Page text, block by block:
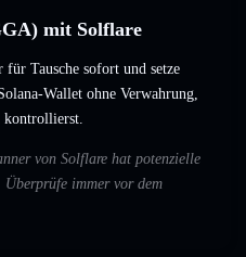
mit Solflare
Tausche sofort und setze
Wallet ohne Verwahrung,
kontrollierst.
von Solflare hat potenzielle
Überprüfe immer vor dem